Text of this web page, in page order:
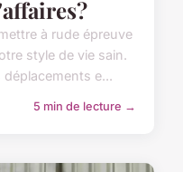
à rude épreuve
style de vie sain.
déplacements e...
5 min de lecture →